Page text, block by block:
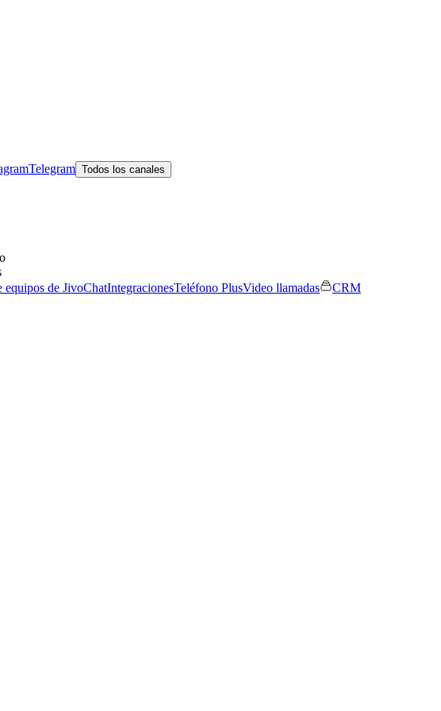
Telegram Todos los canales
equipos de JivoChatIntegracionesTeléfono PlusVideo llamadas
CRM